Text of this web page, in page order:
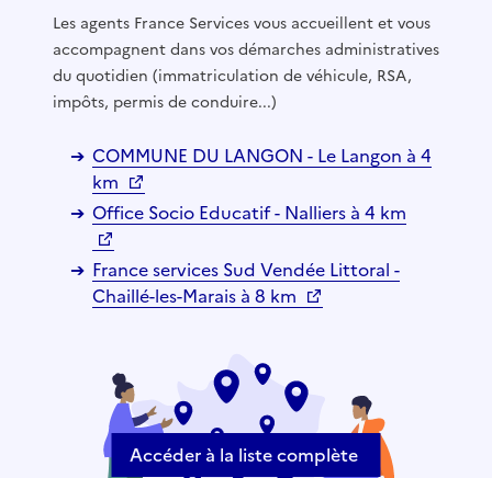
Les agents France Services vous accueillent et vous
accompagnent dans vos démarches administratives
du quotidien (immatriculation de véhicule, RSA,
impôts, permis de conduire...)
COMMUNE DU LANGON - Le Langon à 4
km
Office Socio Educatif - Nalliers à 4 km
France services Sud Vendée Littoral -
Chaillé-les-Marais à 8 km
Accéder à la liste complète